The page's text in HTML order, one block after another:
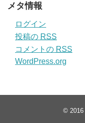
メタ情報
ログイン
投稿の RSS
コメントの RSS
WordPress.org
© 2016